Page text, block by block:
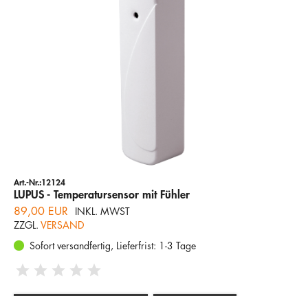
Art.-Nr.:12124
LUPUS - Temperatursensor mit Fühler
89,00 EUR
INKL. MWST
ZZGL. VERSAND
Sofort versandfertig, Lieferfrist: 1-3 Tage